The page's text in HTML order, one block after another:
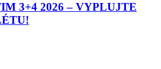
3+4 2026 – VYPLUJTE